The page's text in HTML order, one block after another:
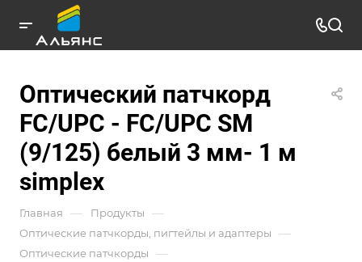
Оптический патчкорд
FC/UPC - FC/UPC SM
(9/125) белый 3 мм- 1 м
simplex
Главная — Продукты —
Оптические патчкорды, пигтейлы и адаптеры —
Оптические патчкорды —